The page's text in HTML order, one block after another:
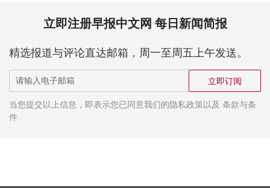
立即注册早报中文网 每日新闻简报
精选报道与评论直达邮箱，周一至周五上午发送。
立即订阅
当您提交以上信息，即表示您已同意我们的隐私政策以及 条款与条
件